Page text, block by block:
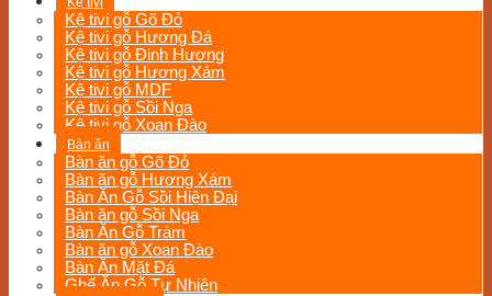
Kệ tivi gỗ Gõ Đỏ
Kệ tivi gỗ Hương Đá
Kệ tivi gỗ Đinh Hương
Kệ tivi gỗ Hương Xám
Kệ tivi gỗ MDF
Kệ tivi gỗ Sồi Nga
Kệ tivi gỗ Xoan Đào
Bàn ăn
Bàn ăn gỗ Gõ Đỏ
Bàn ăn gỗ Hương Xám
Bàn Ăn Gỗ Sồi Hiện Đại
Bàn ăn gỗ Sồi Nga
Bàn Ăn Gỗ Tràm
Bàn ăn gỗ Xoan Đào
Bàn Ăn Mặt Đá
Ghế Ăn Gỗ Tự Nhiên